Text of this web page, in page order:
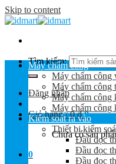
Skip to content
Tìm kiếm:
Đăng nhập
Giỏ hàng /0₫ 0
Chưa có sản
0
Máy chấm công
Máy chấm công
Máy chấm công
Máy chấm công
Máy chấm công
Kiểm soát ra vào
Thiết bị kiểm
Đầu đọc
Đầu đọc
Đầu đọc